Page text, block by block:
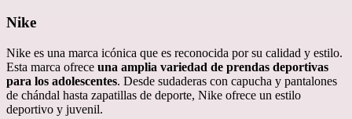
Nike
Nike es una marca icónica que es reconocida por su calidad y estilo.
Esta marca ofrece una amplia variedad de prendas deportivas
para los adolescentes. Desde sudaderas con capucha y pantalones
de chándal hasta zapatillas de deporte, Nike ofrece un estilo
deportivo y juvenil.